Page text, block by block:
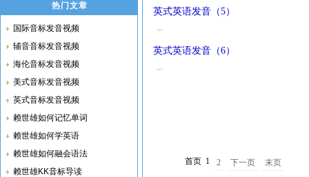
英式英语发音（5）
...
英式英语发音（6）
...
首页 1 2 下一页 末页
热门文章
国际音标发音视频
辅音音标发音视频
海伦音标发音视频
美式音标发音视频
英式音标发音视频
赖世雄如何记忆单词
赖世雄如何学英语
赖世雄如何融会语法
赖世雄KK音标导读